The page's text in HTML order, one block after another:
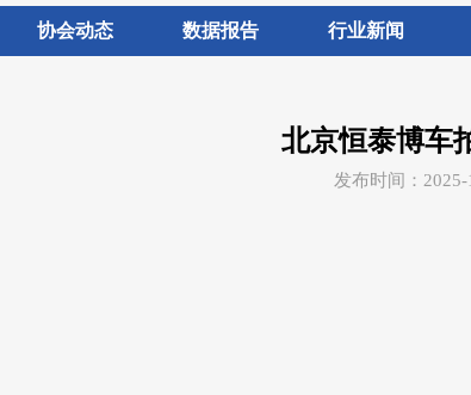
协会动态 数据报告 行业新闻
北京恒泰博车
发布时间：